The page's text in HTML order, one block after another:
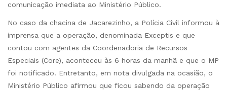
comunicação imediata ao Ministério Público.
No caso da chacina de Jacarezinho, a Polícia Civil informou à
imprensa que a operação, denominada Exceptis e que
contou com agentes da Coordenadoria de Recursos
Especiais (Core), aconteceu às 6 horas da manhã e que o MP
foi notificado. Entretanto, em nota divulgada na ocasião, o
Ministério Público afirmou que ficou sabendo da operação